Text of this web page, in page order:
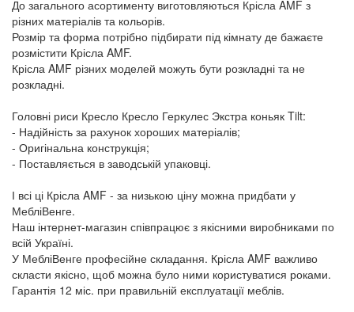
До загального асортименту виготовляються Крісла AMF з
різних матеріалів та кольорів.
Розмір та форма потрібно підбирати під кімнату де бажаєте
розмістити Крісла AMF.
Крісла AMF різних моделей можуть бути розкладні та не
розкладні.
Головні риси Кресло Кресло Геркулес Экстра коньяк Tilt:
- Надійність за рахунок хороших матеріалів;
- Оригінальна конструкція;
- Поставляється в заводській упаковці.
І всі ці Крісла AMF - за низькою ціну можна придбати у
МебліВенге.
Наш інтернет-магазин співпрацює з якісними виробниками по
всій Україні.
У МебліВенге професійне складання. Крісла AMF важливо
скласти якісно, щоб можна було ними користуватися роками.
Гарантія 12 міс. при правильній експлуатації меблів.